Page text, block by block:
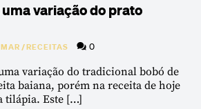
variação do prato
/RECEITAS 0
variação do tradicional bobó de
baiana, porém na receita de hoje
tilápia. Este […]